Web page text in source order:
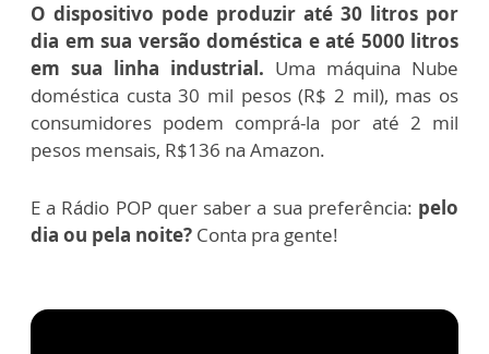
O dispositivo pode produzir até 30 litros por
dia em sua versão doméstica e até 5000 litros
em sua linha industrial. Uma máquina Nube
doméstica custa 30 mil pesos (R$ 2 mil), mas os
consumidores podem comprá-la por até 2 mil
pesos mensais, R$136 na Amazon.
E a Rádio POP quer saber a sua preferência: pelo
dia ou pela noite? Conta pra gente!